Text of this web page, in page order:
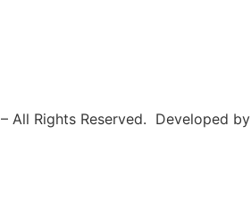
– All Rights Reserved. Developed by